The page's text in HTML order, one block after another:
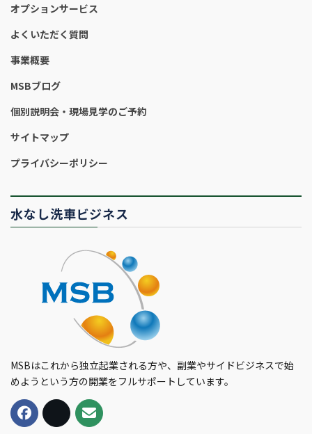
オプションサービス
よくいただく質問
事業概要
MSBブログ
個別説明会・現場見学のご予約
サイトマップ
プライバシーポリシー
水なし洗車ビジネス
MSBはこれから独立起業される方や、副業やサイドビジネスで始
めようという方の開業をフルサポートしています。